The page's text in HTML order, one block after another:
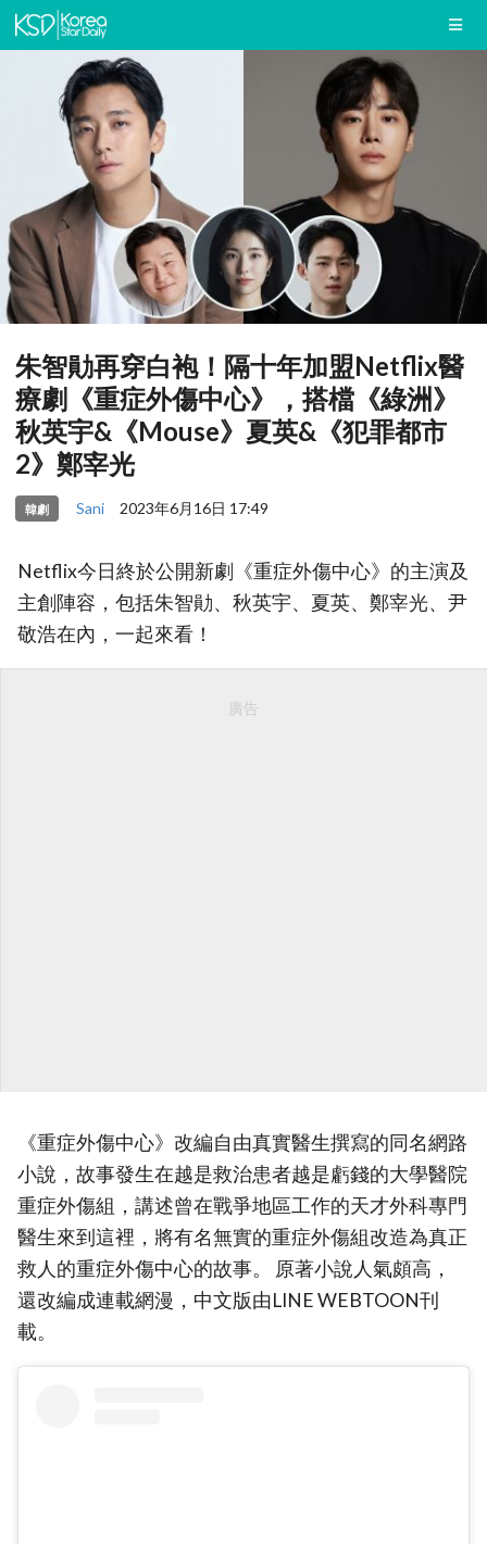
朱智勛再穿白袍！隔十年加盟Netflix醫
療劇《重症外傷中心》，搭檔《綠洲》
秋英宇&《Mouse》夏英&《犯罪都市
2》鄭宰光
韓劇 Sani 2023年6月16日 17:49
Netflix今日終於公開新劇《重症外傷中心》的主演及
主創陣容，包括朱智勛、秋英宇、夏英、鄭宰光、尹
敬浩在內，一起來看！
廣告
《重症外傷中心》改編自由真實醫生撰寫的同名網路
小說，故事發生在越是救治患者越是虧錢的大學醫院
重症外傷組，講述曾在戰爭地區工作的天才外科專門
醫生來到這裡，將有名無實的重症外傷組改造為真正
救人的重症外傷中心的故事。 原著小說人氣頗高，
還改編成連載網漫，中文版由LINE WEBTOON刊
載。